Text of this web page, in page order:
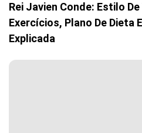
Rei Javien Conde: Estilo
Exercícios, Plano De Dieta
Explicada